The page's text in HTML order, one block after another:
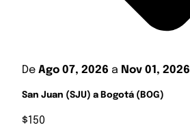
De Ago 07, 2026 a Nov 01, 2026
San Juan (SJU) a Bogotá (BOG)
$150